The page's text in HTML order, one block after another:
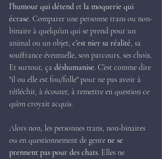
l’humour qui détend et la moquerie qui
écrase. Comparer une personne trans ou non-
binaire à quelqu’un qui se prend pour un
animal ou un objet, c’est nier sa réalité, sa
souffrance éventuelle, son parcours, ses choix.
Et surtout, ça déshumanise. C’est comme dire
"il ou elle est fou/folle" pour ne pas avoir à
réfléchir, à écouter, à remettre en question ce
qu’on croyait acquis.
Alors non, les personnes trans, non-binaires
ou en questionnement de genre ne se
prennent pas pour des chats. Elles ne